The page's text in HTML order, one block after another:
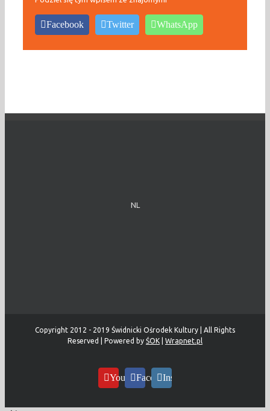
Facebook Twitter WhatsApp
NL
Copyright 2012 - 2019 Świdnicki Ośrodek Kultury | All Rights
Reserved | Powered by ŚOK Wrapnet.pl
YouTubeFacebookInstagram